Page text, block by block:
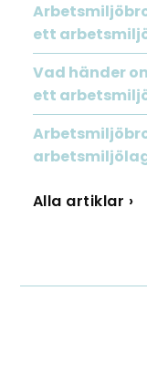
ett
Vad händer
ett
Alla artiklar ›